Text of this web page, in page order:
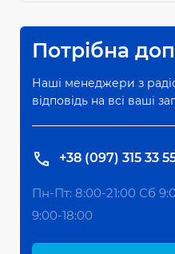
Потрібна
Наші менеджери з
відповідь на всі ваші
+38 (097) 315 33
Пн-Пт: 8:00-21:00 Сб
9:00-18:00